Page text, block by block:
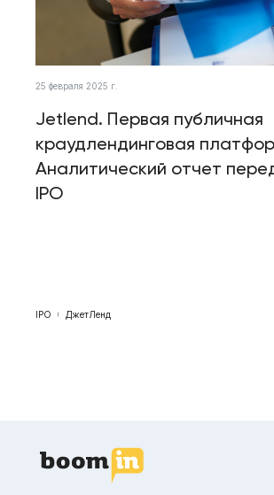
25 февраля 2025 г.
Jetlend. Первая публичная
краудлендинговая
Аналитический отчет
IPO
IPO ДжетЛенд